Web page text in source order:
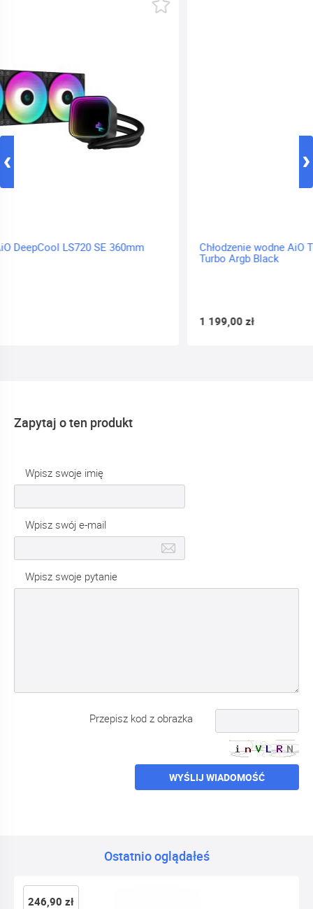
Chłodzenie wodne AiO Thermalright Wonder Vision 360
Zapytaj o ten produkt
Wpisz swoje imię
Wpisz swój e-mail
Wpisz swoje pytanie
Przepisz kod z obrazka
WYŚLIJ WIADOMOŚĆ
Ostatnio oglądałeś
246,90 zł